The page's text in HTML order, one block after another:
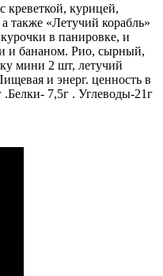
курицей,
также «Летучий корабль»
в панировке, и
и бананом. Рио, сырный,
мини 2 шт, летучий
и энерг. ценность в
7,5г . Углеводы-21г